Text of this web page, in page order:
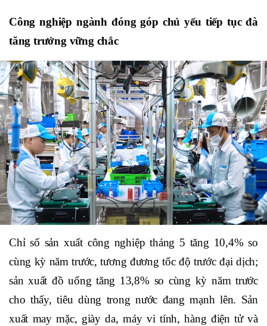
Công nghiệp ngành đóng góp chủ yếu tiếp tục đà
tăng trưởng vững chắc
Chỉ số sản xuất công nghiệp tháng 5 tăng 10,4% so
cùng kỳ năm trước, tương đương tốc độ trước đại dịch;
sản xuất đồ uống tăng 13,8% so cùng kỳ năm trước
cho thấy, tiêu dùng trong nước đang mạnh lên. Sản
xuất may mặc, giày da, máy vi tính, hàng điện tử và